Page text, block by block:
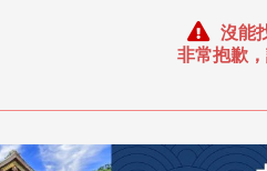
沒能
非常抱歉